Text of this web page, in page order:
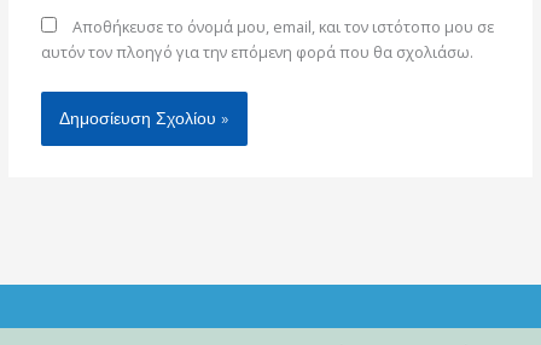
Αποθήκευσε το όνομά μου, email, και τον ιστότοπο μου σε
αυτόν τον πλοηγό για την επόμενη φορά που θα σχολιάσω.